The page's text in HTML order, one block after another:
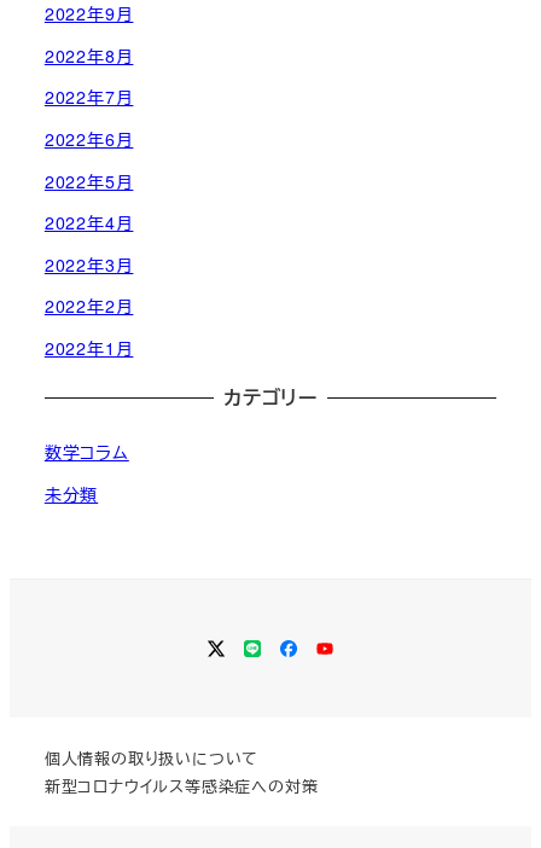
2022年9月
2022年8月
2022年7月
2022年6月
2022年5月
2022年4月
2022年3月
2022年2月
2022年1月
カテゴリー
数学コラム
未分類
Twitter
LINEFacebook
YouTube
個人情報の取り扱いについて
新型コロナウイルス等感染症への対策